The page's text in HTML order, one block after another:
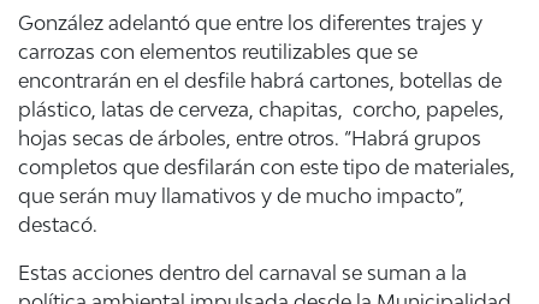
González adelantó que entre los diferentes trajes y
carrozas con elementos reutilizables que se
encontrarán en el desfile habrá cartones, botellas de
plástico, latas de cerveza, chapitas, corcho, papeles,
hojas secas de árboles, entre otros. “Habrá grupos
completos que desfilarán con este tipo de materiales,
que serán muy llamativos y de mucho impacto”,
destacó.
Estas acciones dentro del carnaval se suman a la